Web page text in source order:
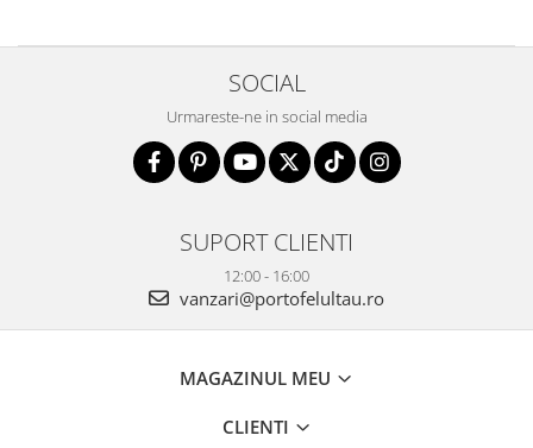
SOCIAL
Urmareste-ne in social media
SUPORT CLIENTI
12:00 - 16:00
vanzari@portofelultau.ro
MAGAZINUL MEU
CLIENTI